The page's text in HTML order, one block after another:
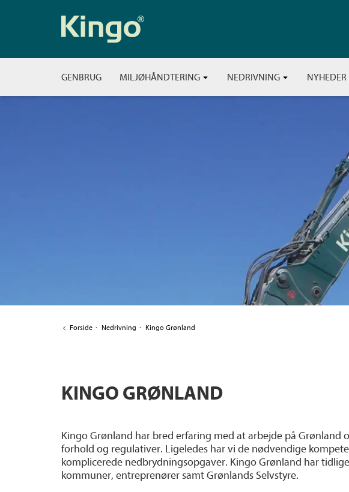
GENBRUG MILJØHÅNDTERING NEDRIVNING NYHEDER
Forside · Nedrivning · Kingo Grønland
KINGO GRØNLAND
Kingo Grønland har bred erfaring med at arbejde på Grønland
forhold og regulativer. Ligeledes har vi de nødvendige
komplicerede nedbrydningsopgaver. Kingo Grønland har
kommuner, entreprenører samt Grønlands Selvstyre.